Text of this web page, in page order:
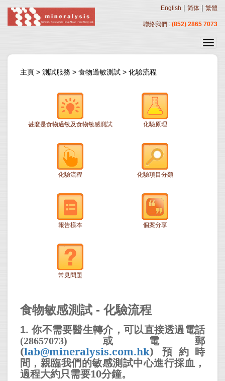
English 简体 繁體
聯絡我們 : (852) 2865 7073
主頁 > 測試服務 > 食物過敏測試 > 化驗流程
甚麼是食物過敏及食物敏感測試 化驗原理
化驗流程 化驗項目分類
報告樣本 個案分享
常見問題
食物敏感測試 - 化驗流程
1.你不需要醫生轉介，可以直接透過電話
(28657073)
或電郵
(lab@mineralysis.com.hk)
預約時
間，親臨我們的敏感測試中心進行採血，
過程大約只需要10分鐘。